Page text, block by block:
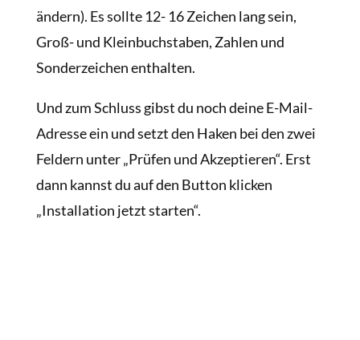
ändern). Es sollte 12- 16 Zeichen lang sein,
Groß- und Kleinbuchstaben, Zahlen und
Sonderzeichen enthalten.
Und zum Schluss gibst du noch deine E-Mail-
Adresse ein und setzt den Haken bei den zwei
Feldern unter „Prüfen und Akzeptieren“. Erst
dann kannst du auf den Button klicken
„Installation jetzt starten“.